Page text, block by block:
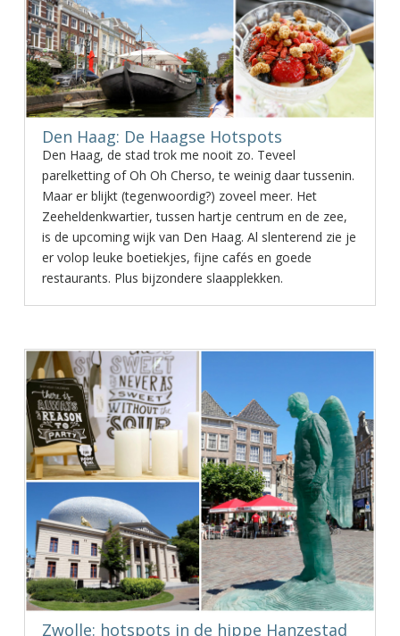
Den Haag: De Haagse Hotspots
Den Haag, de stad trok me nooit zo. Teveel
parelketting of Oh Oh Cherso, te weinig daar tussenin.
Maar er blijkt (tegenwoordig?) zoveel meer. Het
Zeeheldenkwartier, tussen hartje centrum en de zee,
is de upcoming wijk van Den Haag. Al slenterend zie je
er volop leuke boetiekjes, fijne cafés en goede
restaurants. Plus bijzondere slaapplekken.
Zwolle: hotspots in de hippe Hanzestad